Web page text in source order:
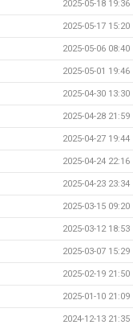
2025-05-18 19:36
2025-05-17 15:20
2025-05-06 08:40
2025-05-01 19:46
2025-04-30 13:30
2025-04-28 21:59
2025-04-27 19:44
2025-04-24 22:16
2025-04-23 23:34
2025-03-15 09:20
2025-03-12 18:53
2025-03-07 15:29
2025-02-19 21:50
2025-01-10 21:09
2024-12-13 21:35